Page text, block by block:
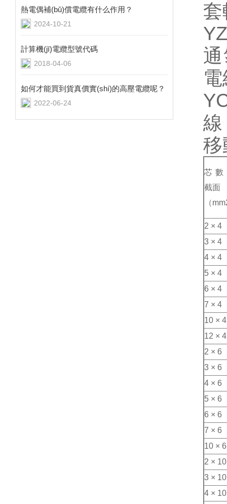
熱電偶補(bǔ)償電纜有什么作用？
2024-10-21
計算機(jī)電纜型號代碼
2018-04-06
如何才能買到貨真價實(shí)的高壓電纜呢？
2022-06-24
套
電
線
移
芯數
截面
（
2 × 4
3 × 4
4 × 4
5 × 4
6 × 4
7 × 4
10 × 4
12 × 4
2 × 6
3 × 6
4 × 6
5 × 6
6 × 6
7 × 6
10 × 6
2 × 10
3 × 10
4 × 10